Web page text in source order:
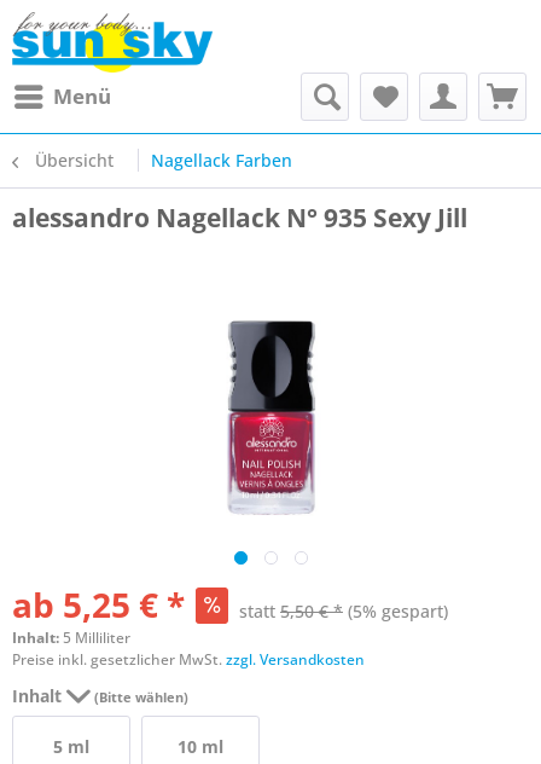
Menü
Übersicht Nagellack Farben
alessandro Nagellack N° 935 Sexy Jill
ab 5,25 € * statt 5,50 € * (5% gespart)
Inhalt: 5 Milliliter
Preise inkl. gesetzlicher MwSt.zzgl. Versandkosten
Inhalt (Bitte wählen)
5 ml 10 ml